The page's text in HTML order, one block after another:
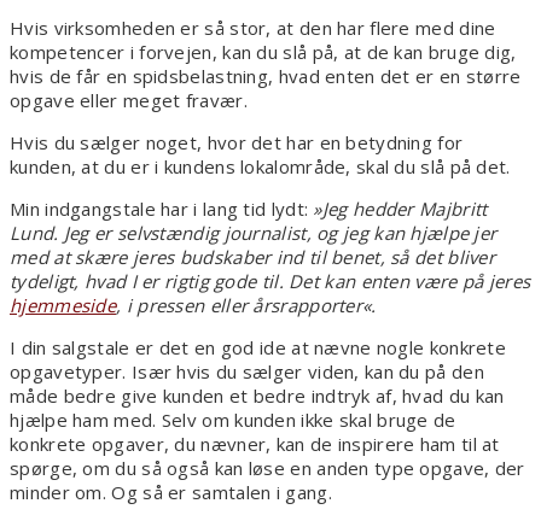
Hvis virksomheden er så stor, at den har flere med dine
kompetencer i forvejen, kan du slå på, at de kan bruge dig,
hvis de får en spidsbelastning, hvad enten det er en større
opgave eller meget fravær.
Hvis du sælger noget, hvor det har en betydning for
kunden, at du er i kundens lokalområde, skal du slå på det.
Min indgangstale har i lang tid lydt: »Jeg hedder Majbritt
Lund. Jeg er selvstændig journalist, og jeg kan hjælpe jer
med at skære jeres budskaber ind til benet, så det bliver
tydeligt, hvad I er rigtig gode til. Det kan enten være på jeres
hjemmeside, i pressen eller årsrapporter«.
I din salgstale er det en god ide at nævne nogle konkrete
opgavetyper. Især hvis du sælger viden, kan du på den
måde bedre give kunden et bedre indtryk af, hvad du kan
hjælpe ham med. Selv om kunden ikke skal bruge de
konkrete opgaver, du nævner, kan de inspirere ham til at
spørge, om du så også kan løse en anden type opgave, der
minder om. Og så er samtalen i gang.